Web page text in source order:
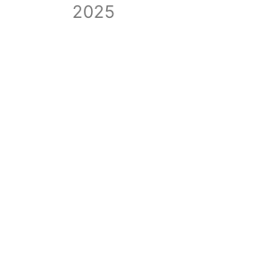
2025